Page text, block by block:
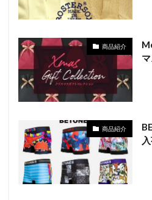
商品紹介
商品紹介